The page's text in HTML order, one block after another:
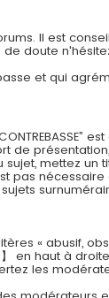
Il est
doute
et qui
de
mettez
pas
« abusif,
en haut à
les